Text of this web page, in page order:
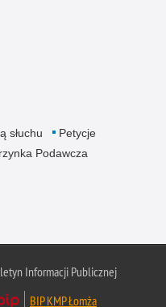
słuchu
Petycje
Podawcza
Informacji Publicznej
BIP KMP Łomża